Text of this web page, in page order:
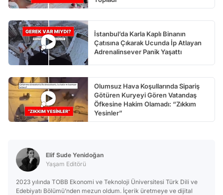
İstanbul’da Karla Kaplı Binanın
Çatısına Çıkarak Ucunda İp Atlayan
Adrenalinsever Panik Yaşattı
Olumsuz Hava Koşullarında Sipariş
Götüren Kuryeyi Gören Vatandaş
Öfkesine Hakim Olamadı: “Zıkkım
Yesinler”
Elif Sude Yenidoğan
Yaşam Editörü
2023 yılında TOBB Ekonomi ve Teknoloji Üniversitesi Türk Dili ve
Edebiyatı Bölümü’nden mezun oldum. İçerik üretmeye ve dijital